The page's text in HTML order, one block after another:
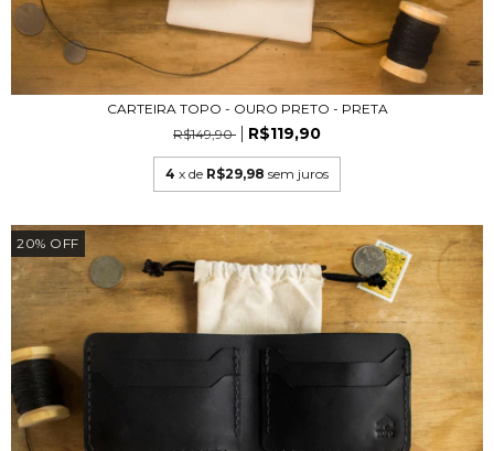
CARTEIRA TOPO - OURO PRETO - PRETA
R$149,90
R$119,90
4 x de R$29,98 sem juros
20% OFF